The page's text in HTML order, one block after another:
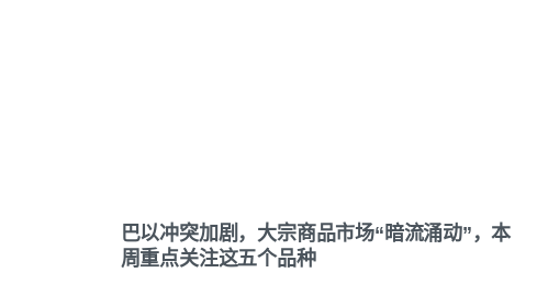
巴以冲突加剧，大宗商品市场“暗流涌动”，本
周重点关注这五个品种